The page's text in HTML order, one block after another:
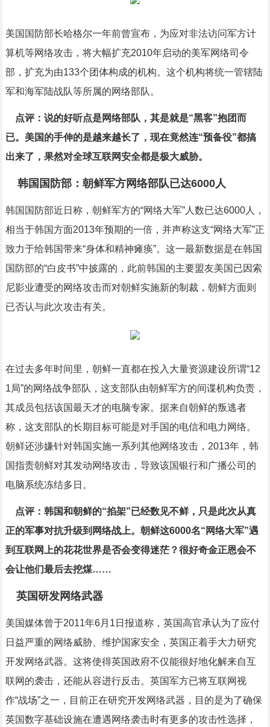
美国国防部长哈格尔一年前曾宣布，为应对非法访问军方计
算机等网络攻击，将大幅扩充2010年启动的美军网络司令
部，扩充为由133个团体构成的机构。这个机构将统一管辖陆
军和海军陆战队等所属的网络部队。
点评：说的好听点是网络部队，其是就是“黑客”抱团而
已。美国的手伸的是越来越长了，现在竟然连“预备役”都搞
出来了，果然对全球互联网安全都是极大威胁。
韩国国防部：朝鲜军方网络部队已达6000人
韩国国防部近日称，朝鲜军方的“网络大军”人数已达6000人，
相当于韩国方面2013年预期的一倍，并声称这支“网络大军”正
致力于给韩国带来“身体和精神瘫痪”。这一最新数据是在韩国
国防部的“白皮书”中披露的，此前韩国的主要盟友美国已因索
尼影业遭受的网络攻击而对朝鲜实施新的制裁，朝鲜方面则
已否认与此次攻击有关。
在过去多年时间里，朝鲜一直都在投入大量资源建设所谓“12
1局”的网络战争部队，这支部队由朝鲜军方的间谍机构负责，
其成员包括该国最天才的电脑专家。据来自朝鲜的叛逃者
称，这支部队的长期目标可能是对手国的电信和电力网络。
朝鲜还涉嫌针对韩国实施一系列其他网络攻击，2013年，韩
国指责朝鲜对其发动网络攻击，导致该国银行和广播公司的
电脑系统冻结多日。
点评：韩国和朝鲜的“掐架”已经数见不鲜，只是此次从真
正的军事对抗升级到网络战上。朝鲜这6000名“网络大军”遇
到互联网上的花花世界是否会变得迷茫？很好奇金正恩会不
会让他们最后去挖煤……
英国研发网络武器
美国媒体曾于2011年6月1日报道称，英国高官承认为了应付
日益严重的网络威胁、维护国家安全，英国正着手大力研究
开发网络武器。这将使得英国政府不仅能很好地化解来自互
联网的袭击，还能从容进行反击。英国军方已将互联网视
作“战场”之一，目前正在研究开发网络武器，目的是为了确保
英国数字基础设施在遭遇网络袭击时有更多的攻击性选择，